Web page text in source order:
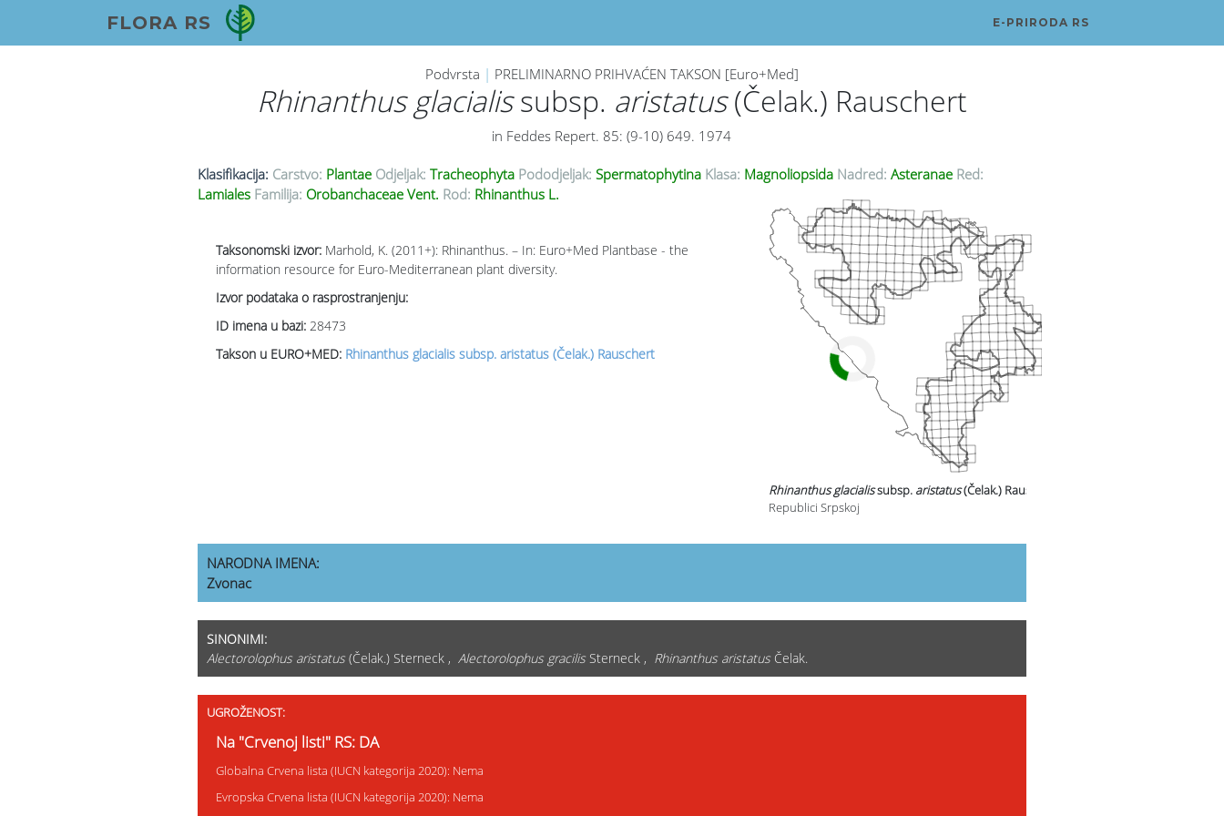
FLORA RS E-PRIRODA RS
Podvrsta | PRELIMINARNO PRIHVAĆEN TAKSON [Euro+Med]
Rhinanthus glacialissubsp. aristatus(Čelak.) Rauschert
in Feddes Repert. 85: (9-10) 649. 1974
Klasifikacija: Carstvo: Plantae Odjeljak: Tracheophyta Pododjeljak: Spermatophytina Klasa: Magnoliopsida Nadred: Asteranae Red:
Lamiales Familija: Orobanchaceae Vent. Rod: Rhinanthus L.
Taksonomski izvor: Marhold, K. (2011+): Rhinanthus. – In: Euro+Med Plantbase - the
information resource for Euro-Mediterranean plant diversity.
Izvor podataka o rasprostranjenju:
ID imena u bazi: 28473
Takson u EURO+MED: Rhinanthus glacialis subsp. aristatus (Čelak.) Rauschert
Rhinanthus glacialissubsp. aristatus(Čelak.) Rauschert
Republici Srpskoj
NARODNA IMENA:
Zvonac
SINONIMI:
Alectorolophus aristatus(Čelak.) Sterneck , Alectorolophus gracilisSterneck , Rhinanthus aristatusČelak.
UGROŽENOST:
Na "Crvenoj listi" RS: DA
Globalna Crvena lista (IUCN kategorija 2020): Nema
Evropska Crvena lista (IUCN kategorija 2020): Nema